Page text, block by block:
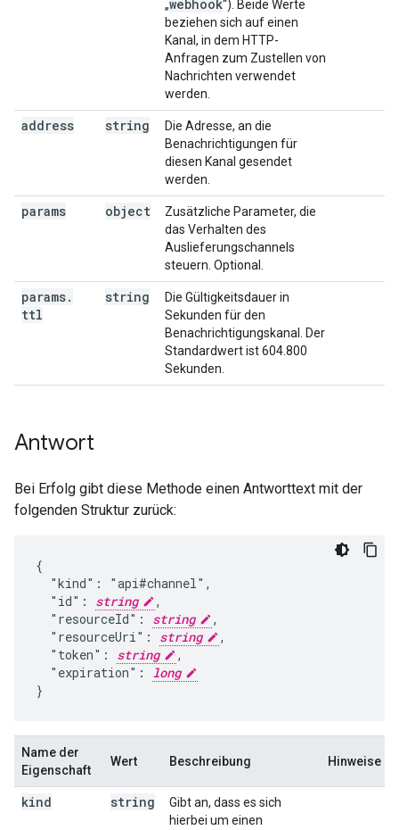
„webhook“). Beide Werte
beziehen sich auf einen
Kanal, in dem HTTP-
Anfragen zum Zustellen von
Nachrichten verwendet
werden.
address string
Die Adresse, an die
Benachrichtigungen für
diesen Kanal gesendet
werden.
params object
Zusätzliche Parameter, die
das Verhalten des
Auslieferungschannels
steuern. Optional.
params.
ttl
string
Die Gültigkeitsdauer in
Sekunden für den
Benachrichtigungskanal. Der
Standardwert ist 604.800
Sekunden.
Antwort
Bei Erfolg gibt diese Methode einen Antworttext mit der
folgenden Struktur zurück:
{
  "kind": "api#channel",
  "id":
string
,
  "resourceId":
string
,
  "resourceUri":
string
,
  "token":
string
,
  "expiration":
long
}
Name der
Eigenschaft
Wert Beschreibung Hinweise
kind string
Gibt an, dass es sich
hierbei um einen